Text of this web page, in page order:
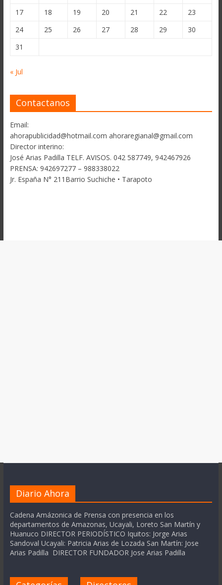
17
18 19 20 21 22
23
24
25 26 27 28 29
30
31
« Jul
Contactanos
Email:
ahorapublicidad@hotmail.com ahoraregianal@gmail.com
Director interino:
José Arias Padilla TELF. AVISOS. 042 587749, 942467926
PRENSA: 942697277 – 988338022
Jr. España N° 211Barrio Suchiche • Tarapoto
Diario Ahora
Cadena Amázonica de Prensa con presencia en los
departamentos de Amazonas, Ucayali, Loreto San Martín y
Huanuco DIRECTOR PERIODÍSTICO Iquitos: Jorge Arias
Sandoval Ucayali: Patricia Arias de Lozada San Martín: Jose
Arias Padilla DIRECTOR FUNDADOR Jose Arias Padilla